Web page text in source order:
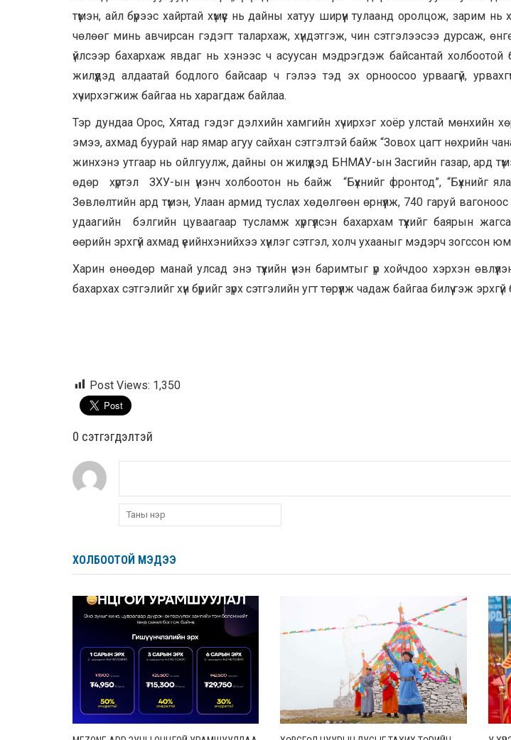
түмэн, айл бүрээс хайртай хүмүүс нь дайны хатуу ширүүн тулаанд оролцож, зарим
чөлөөг минь авчирсан гэдэгт талархаж, хүндэтгэж, чин сэтгэлээсээ дурсаж,
үйлсээр бахархаж явдаг нь хэнээс ч асуусан мэдрэгдэж байсантай холбоотой
жилүүдэд алдаатай бодлого байсаар ч гэлээ тэд эх орноосоо урваагүй,
хүчирхэгжиж байгаа нь харагдаж байлаа.
Тэр дундаа Орос, Хятад гэдэг дэлхийн хамгийн хүчирхэг хоёр улстай
эмээ, ахмад буурай нар ямар агуу сайхан сэтгэлтэй байж “Зовох цагт нөхрийн
жинхэнэ утгаар нь ойлгуулж, дайны он жилүүдэд БНМАУ-ын Засгийн газар, ард
өдөр хүртэл ЗХУ-ын үнэнч холбоотон нь байж “Бүхнийг фронтод”, “Бүхнийг
Зөвлөлтийн ард түмэн, Улаан армид туслах хөдөлгөөн өрнүүлж, 740 гаруй
удаагийн бэлгийн цуваагаар тусламж хүргүүлсэн бахархам түүхийг баярын
өөрийн эрхгүй ахмад үеийнхэнийхээ хүнлэг сэтгэл, холч ухааныг мэдэрч зогссон
Харин өнөөдөр манай улсад энэ түүхийн үнэн баримтыг үр хойчдоо хэрхэн
бахархах сэтгэлийг хүн бүрийг зүрх сэтгэлийн угт төрүүлж чадаж байгаа билүү гэж
Post Views: 1,350
0 cэтгэгдэлтэй
ХОЛБООТОЙ МЭДЭЭ